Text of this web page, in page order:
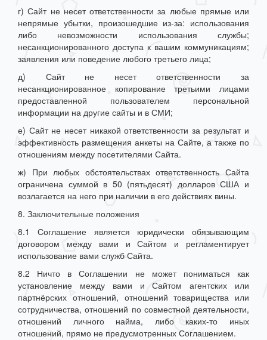
г) Сайт не несет ответственности за любые прямые или
непрямые убытки, произошедшие из-за: использования
либо невозможности использования службы;
несанкционированного доступа к вашим коммуникациям;
заявления или поведение любого третьего лица;
д) Сайт не несет ответственности за
несанкционированное копирование третьими лицами
предоставленной пользователем персональной
информации на другие сайты и в СМИ;
е) Сайт не несет никакой ответственности за результат и
эффективность размещения анкеты на Сайте, а также по
отношениям между посетителями Сайта.
ж) При любых обстоятельствах ответственность Сайта
ограничена суммой в 50 (пятьдесят) долларов США и
возлагается на него при наличии в его действиях вины.
8. Заключительные положения
8.1 Соглашение является юридически обязывающим
договором между вами и Сайтом и регламентирует
использование вами служб Сайта.
8.2 Ничто в Соглашении не может пониматься как
установление между вами и Сайтом агентских или
партнёрских отношений, отношений товарищества или
сотрудничества, отношений по совместной деятельности,
отношений личного найма, либо каких-то иных
отношений, прямо не предусмотренных Соглашением.